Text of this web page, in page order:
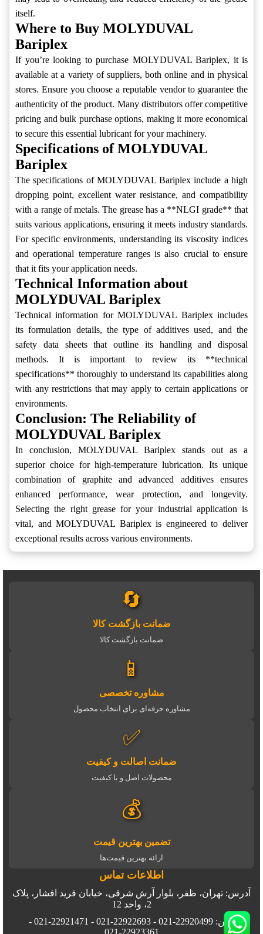
itself.
Where to Buy MOLYDUVAL
Bariplex
If you’re looking to purchase MOLYDUVAL Bariplex, it is
available at a variety of suppliers, both online and in physical
stores. Ensure you choose a reputable vendor to guarantee the
authenticity of the product. Many distributors offer competitive
pricing and bulk purchase options, making it more economical
to secure this essential lubricant for your machinery.
Specifications of MOLYDUVAL
Bariplex
The specifications of MOLYDUVAL Bariplex include a high
dropping point, excellent water resistance, and compatibility
with a range of metals. The grease has a **NLGI grade** that
suits various applications, ensuring it meets industry standards.
For specific environments, understanding its viscosity indices
and operational temperature ranges is also crucial to ensure
that it fits your application needs.
Technical Information about
MOLYDUVAL Bariplex
Technical information for MOLYDUVAL Bariplex includes
its formulation details, the type of additives used, and the
safety data sheets that outline its handling and disposal
methods. It is important to review its **technical
specifications** thoroughly to understand its capabilities along
with any restrictions that may apply to certain applications or
environments.
Conclusion: The Reliability of
MOLYDUVAL Bariplex
In conclusion, MOLYDUVAL Bariplex stands out as a
superior choice for high-temperature lubrication. Its unique
combination of graphite and advanced additives ensures
enhanced performance, wear protection, and longevity.
Selecting the right grease for your industrial application is
vital, and MOLYDUVAL Bariplex is engineered to deliver
exceptional results across various environments.
🔄
ضمانت بازگشت کالا
ضمانت بازگشت کالا
📱
مشاوره تخصصی
مشاوره حرفه‌ای برای انتخاب محصول
✅
ضمانت اصالت و کیفیت
محصولات اصل و با کیفیت
💰
تضمین بهترین قیمت
ارائه بهترین قیمت‌ها
اطلاعات تماس
آدرس: تهران، ظفر، بلوار آرش شرقی، خیابان فرید افشار، پلاک
2، واحد 12
تلفن: 22920499-021 - 22922693-021 - 22921471-021 -